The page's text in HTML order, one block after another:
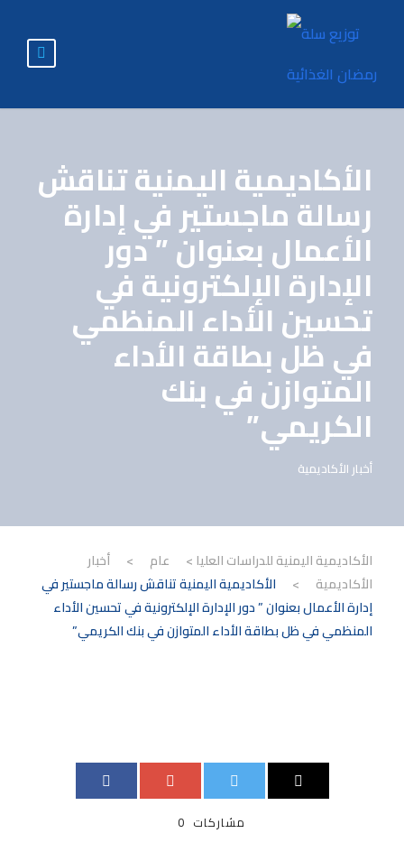
الأكاديمية اليمنية تناقش
رسالة ماجستير في إدارة
الأعمال بعنوان ” دور
الإدارة الإلكترونية في
تحسين الأداء المنظمي
في ظل بطاقة الأداء
المتوازن في بنك
الكريمي”
أخبار الأكاديمية
الأكاديمية اليمنية للدراسات العليا > عام >
أخبار
الأكاديمية
>
الأكاديمية اليمنية تناقش رسالة ماجستير في
إدارة الأعمال بعنوان ” دور الإدارة الإلكترونية في تحسين الأداء
المنظمي في ظل بطاقة الأداء المتوازن في بنك الكريمي”
0 مشاركات